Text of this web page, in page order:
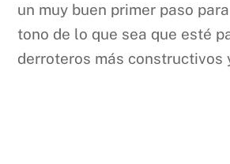
un muy buen primer paso
tono de lo que sea que esté
derroteros más constructivos